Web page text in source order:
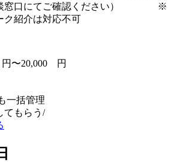
談窓口にてご確認ください） ※
ク紹介は対応不可
〜20,000 円
一括管理
てもらう /